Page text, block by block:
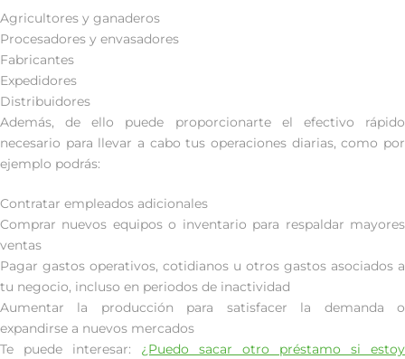
Agricultores y ganaderos
Procesadores y envasadores
Fabricantes
Expedidores
Distribuidores
Además, de ello puede proporcionarte el efectivo rápido
necesario para llevar a cabo tus operaciones diarias, como por
ejemplo podrás:
Contratar empleados adicionales
Comprar nuevos equipos o inventario para respaldar mayores
ventas
Pagar gastos operativos, cotidianos u otros gastos asociados a
tu negocio, incluso en periodos de inactividad
Aumentar la producción para satisfacer la demanda o
expandirse a nuevos mercados
Te puede interesar: ¿Puedo sacar otro préstamo si estoy